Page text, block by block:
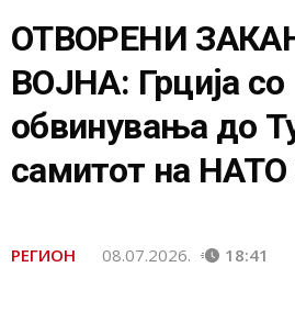
ОТВОРЕНИ
ВОЈНА: Грција со
обвинувања до
самитот на НАТО
РЕГИОН 08.07.2026. 18:41